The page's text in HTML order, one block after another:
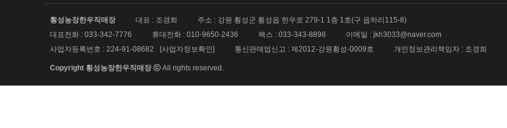
횡성농장한우직매장 대표 : 조경희
주소 : 강원 횡성군 횡성읍 한우로 279-1 1층 1호(구 읍하리115-8)
대표전화 : 033-342-7776
휴대전화 : 010-9650-2436 팩스 : 033-343-8898
이메일 : jkh3033@naver.com
사업자등록번호 : 224-91-08682
[사업자정보확인] 통신판매업신고 : 제2012-강원횡성-0009호 개인정보관리책임자 : 조경희
Copyright 횡성농장한우직매장 ⓒ All rights reserved.